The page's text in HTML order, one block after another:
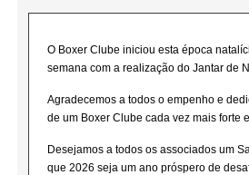
O Boxer Clube iniciou esta época
semana com a realização do Jantar de
Agradecemos a todos o empenho e
de um Boxer Clube cada vez mais forte
Desejamos a todos os associados um
que 2026 seja um ano próspero de